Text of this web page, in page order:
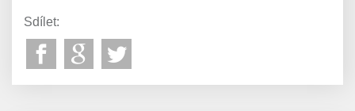
Sdílet: